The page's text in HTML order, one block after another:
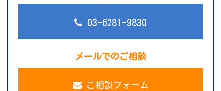
03-6281-9830
メールでのご相談
ご相談フォーム